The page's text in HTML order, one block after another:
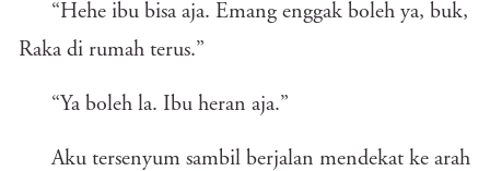
“Hehe ibu bisa aja. Emang enggak boleh ya, buk,
Raka di rumah terus.”
“Ya boleh la. Ibu heran aja.”
Aku tersenyum sambil berjalan mendekat ke arah